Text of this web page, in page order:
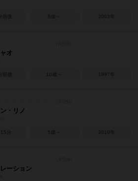
前後 8歳～ 2003年
オ
前後 10歳～ 1997年
・リノ
分 5歳～ 2010年
ーション